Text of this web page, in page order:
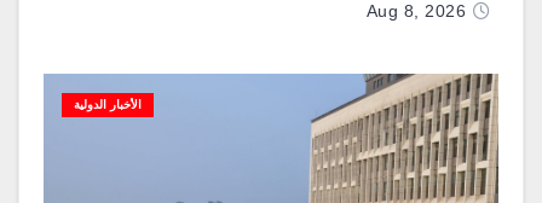
Aug 8, 2026
الأخبار الدولية